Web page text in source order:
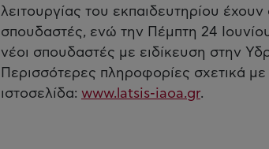
λειτουργίας του εκπαιδευτηρίου
σπουδαστές, ενώ την Πέμπτη 24
νέοι σπουδαστές με ειδίκευση στην
Περισσότερες πληροφορίες σχετικά
ιστοσελίδα: www.latsis-iaoa.gr.